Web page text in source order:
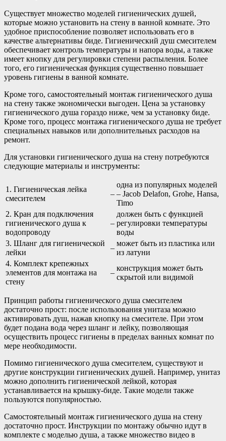
Существует множество моделей гигиенических душей,
которые можно установить на стену в ванной комнате. Это
удобное приспособление позволяет использовать его в
качестве альтернативы биде. Гигиенический душ смесителем
обеспечивает контроль температуры и напора воды, а также
имеет кнопку для регулировки степени распыления. Более
того, его гигиеническая функция существенно повышает
уровень гигиены в ванной комнате.
Кроме того, самостоятельный монтаж гигиенического душа
на стену также экономически выгоден. Цена за установку
гигиенического душа гораздо ниже, чем за установку биде.
Кроме того, процесс монтажа гигиенического душа не требует
специальных навыков или дополнительных расходов на
ремонт.
Для установки гигиенического душа на стену потребуются
следующие материалы и инструменты:
1. Гигиеническая лейка
смесителем
–
одна из популярных моделей
– Jacob Delafon, Grohe, Hansa,
Timo
2. Кран для подключения
гигиенического душа к
водопроводу
–
должен быть с функцией
регулировки температуры
воды
3. Шланг для гигиенической
лейки
–
может быть из пластика или
из латуни
4. Комплект крепежных
элементов для монтажа на
стену
–
конструкция может быть
скрытой или видимой
Принцип работы гигиенического душа смесителем
достаточно прост: после использования унитаза можно
активировать душ, нажав кнопку на смесителе. При этом
будет подана вода через шланг и лейку, позволяющая
осуществить процесс гигиены в пределах ванных комнат по
мере необходимости.
Помимо гигиенического душа смесителем, существуют и
другие конструкции гигиенических душей. Например, унитаз
можно дополнить гигиенической лейкой, которая
устанавливается на крышку-биде. Такие модели также
пользуются популярностью.
Самостоятельный монтаж гигиенического душа на стену
достаточно прост. Инструкции по монтажу обычно идут в
комплекте с моделью душа, а также множество видео в